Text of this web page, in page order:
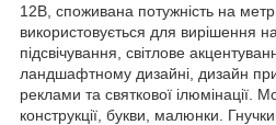
12В, споживана потужність на
використовується для вирішення
підсвічування, світлове
ландшафтному дизайні, дизайн
реклами та святкової ілюмінації.
конструкції, букви, малюнки.